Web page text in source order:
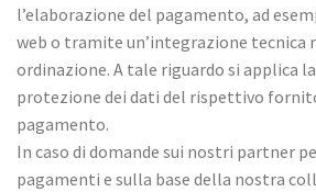
l’elaborazione del pagamento, ad
web o tramite un’integrazione tecnica
ordinazione. A tale riguardo si applica
protezione dei dati del rispettivo
pagamento.
In caso di domande sui nostri partner
pagamenti e sulla base della nostra